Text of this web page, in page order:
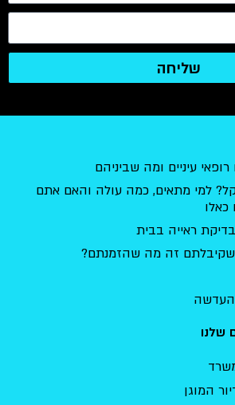
שליחה
עיניים ומה שביניהם
למי מתאים, כמה עולה והאם אתם
כאלו
ראייה בבית
זה מה שהזמנתם?
שלנו
המוגן